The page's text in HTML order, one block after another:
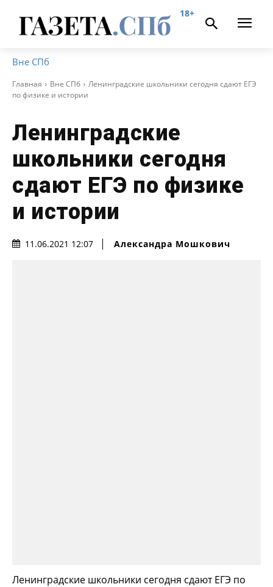
18+
Вне СПб
Главная Вне СПб
Ленинградские школьники сегодня сдают ЕГЭ
по физике и истории
Ленинградские
школьники сегодня
сдают ЕГЭ по физике
и истории
11.06.2021 12:07 Александра Мошкович
Ленинградские школьники сегодня сдают ЕГЭ по